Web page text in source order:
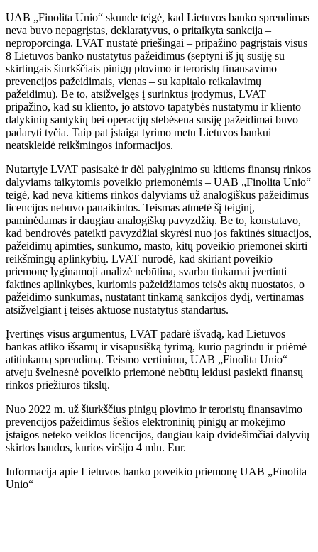
UAB „Finolita Unio“ skunde teigė, kad Lietuvos banko sprendimas
neva buvo nepagrįstas, deklaratyvus, o pritaikyta sankcija –
neproporcinga. LVAT nustatė priešingai – pripažino pagrįstais visus
8 Lietuvos banko nustatytus pažeidimus (septyni iš jų susiję su
skirtingais šiurkščiais pinigų plovimo ir teroristų finansavimo
prevencijos pažeidimais, vienas – su kapitalo reikalavimų
pažeidimu). Be to, atsižvelgęs į surinktus įrodymus, LVAT
pripažino, kad su kliento, jo atstovo tapatybės nustatymu ir kliento
dalykinių santykių bei operacijų stebėsena susiję pažeidimai buvo
padaryti tyčia. Taip pat įstaiga tyrimo metu Lietuvos bankui
neatskleidė reikšmingos informacijos.
Nutartyje LVAT pasisakė ir dėl palyginimo su kitiems finansų rinkos
dalyviams taikytomis poveikio priemonėmis – UAB „Finolita Unio“
teigė, kad neva kitiems rinkos dalyviams už analogiškus pažeidimus
licencijos nebuvo panaikintos. Teismas atmetė šį teiginį,
paminėdamas ir daugiau analogiškų pavyzdžių. Be to, konstatavo,
kad bendrovės pateikti pavyzdžiai skyrėsi nuo jos faktinės situacijos,
pažeidimų apimties, sunkumo, masto, kitų poveikio priemonei skirti
reikšmingų aplinkybių. LVAT nurodė, kad skiriant poveikio
priemonę lyginamoji analizė nebūtina, svarbu tinkamai įvertinti
faktines aplinkybes, kuriomis pažeidžiamos teisės aktų nuostatos, o
pažeidimo sunkumas, nustatant tinkamą sankcijos dydį, vertinamas
atsižvelgiant į teisės aktuose nustatytus standartus.
Įvertinęs visus argumentus, LVAT padarė išvadą, kad Lietuvos
bankas atliko išsamų ir visapusišką tyrimą, kurio pagrindu ir priėmė
atitinkamą sprendimą. Teismo vertinimu, UAB „Finolita Unio“
atveju švelnesnė poveikio priemonė nebūtų leidusi pasiekti finansų
rinkos priežiūros tikslų.
Nuo 2022 m. už šiurkščius pinigų plovimo ir teroristų finansavimo
prevencijos pažeidimus šešios elektroninių pinigų ar mokėjimo
įstaigos neteko veiklos licencijos, daugiau kaip dvidešimčiai dalyvių
skirtos baudos, kurios viršijo 4 mln. Eur.
Informacija apie Lietuvos banko poveikio priemonę UAB „Finolita
Unio“